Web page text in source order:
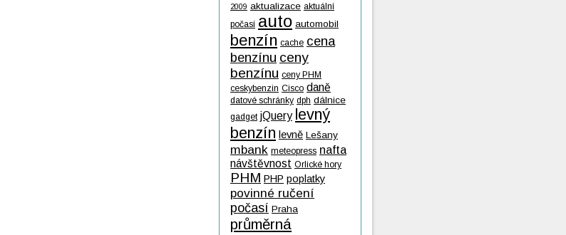
2009 aktualizace aktuální
počasí auto automobil
benzín cache cena
benzínu ceny
benzínu ceny PHM
ceskybenzin Cisco daně
datové schránky dph dálnice
gadget jQuery levný
benzín levně Lešany
mbank meteopress nafta
návštěvnost Orlické hory
PHM PHP poplatky
povinné ručení
počasí Praha
průměrná